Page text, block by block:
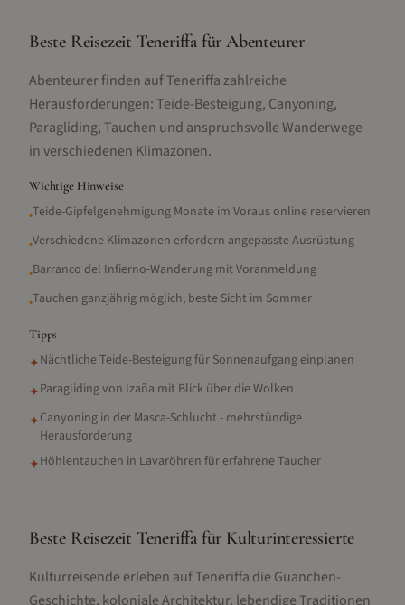
Beste Reisezeit Teneriffa für Abenteurer
Abenteurer finden auf Teneriffa zahlreiche
Herausforderungen: Teide-Besteigung, Canyoning,
Paragliding, Tauchen und anspruchsvolle Wanderwege
in verschiedenen Klimazonen.
Wichtige Hinweise
•Teide-Gipfelgenehmigung Monate im Voraus online reservieren
•Verschiedene Klimazonen erfordern angepasste Ausrüstung
•Barranco del Infierno-Wanderung mit Voranmeldung
•Tauchen ganzjährig möglich, beste Sicht im Sommer
Tipps
✦Nächtliche Teide-Besteigung für Sonnenaufgang einplanen
✦Paragliding von Izaña mit Blick über die Wolken
✦Canyoning in der Masca-Schlucht - mehrstündige
Herausforderung
✦Höhlentauchen in Lavaröhren für erfahrene Taucher
Beste Reisezeit Teneriffa für Kulturinteressierte
Kulturreisende erleben auf Teneriffa die Guanchen-
Geschichte, koloniale Architektur, lebendige Traditionen